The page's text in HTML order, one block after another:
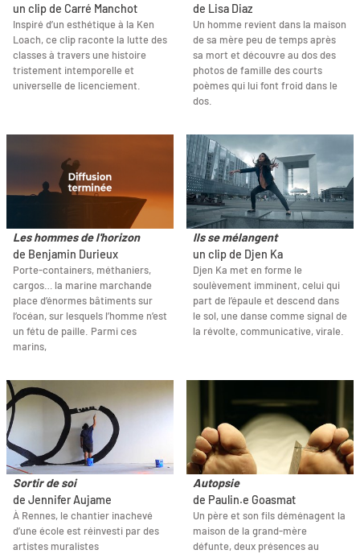
un clip de Carré Manchot
Inspiré d’un esthétique à la Ken
Loach, ce clip raconte la lutte des
classes à travers une histoire
tristement intemporelle et
universelle de licenciement.
de Lisa Diaz
Un homme revient dans la maison
de sa mère peu de temps après
sa mort et découvre au dos des
photos de famille des courts
poèmes qui lui font froid dans le
dos.
Les hommes de l'horizon
de Benjamin Durieux
Porte-containers, méthaniers,
cargos… la marine marchande
place d’énormes bâtiments sur
l’océan, sur lesquels l’homme n’est
un fétu de paille. Parmi ces
marins,
Ils se mélangent
un clip de Djen Ka
Djen Ka met en forme le
soulèvement imminent, celui qui
part de l’épaule et descend dans
le sol, une danse comme signal de
la révolte, communicative, virale.
Sortir de soi
de Jennifer Aujame
À Rennes, le chantier inachevé
d’une école est réinvesti par des
artistes muralistes
Autopsie
de Paulin.e Goasmat
Un père et son fils déménagent la
maison de la grand-mère
défunte, deux présences au